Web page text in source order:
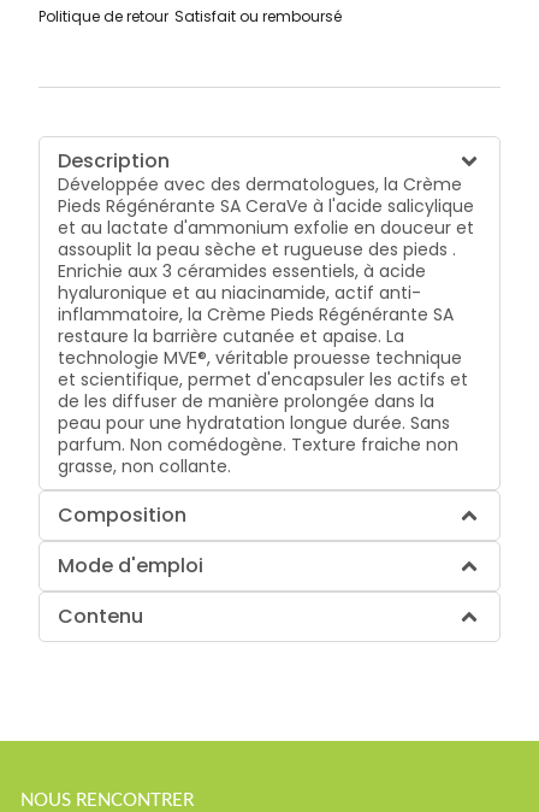
Politique de retour Satisfait ou remboursé
Description
Développée avec des dermatologues, la Crème
Pieds Régénérante SA CeraVe à l'acide salicylique
et au lactate d'ammonium exfolie en douceur et
assouplit la peau sèche et rugueuse des pieds .
Enrichie aux 3 céramides essentiels, à acide
hyaluronique et au niacinamide, actif anti-
inflammatoire, la Crème Pieds Régénérante SA
restaure la barrière cutanée et apaise. La
technologie MVE®, véritable prouesse technique
et scientifique, permet d'encapsuler les actifs et
de les diffuser de manière prolongée dans la
peau pour une hydratation longue durée. Sans
parfum. Non comédogène. Texture fraiche non
grasse, non collante.
Composition
Mode d'emploi
Contenu
NOUS RENCONTRER